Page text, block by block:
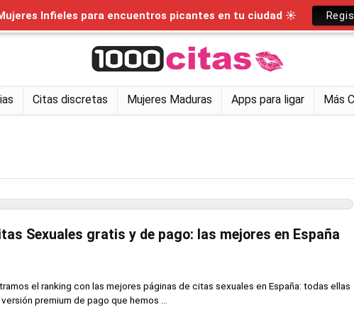
Citas discretas Mujeres Maduras Apps para ligar Más
Sexuales gratis y de pago: las mejores en España
el ranking con las mejores páginas de citas sexuales en España: todas ellas
premium de pago que hemos ...
Infieles para encuentros picantes en tu ciudad ☀